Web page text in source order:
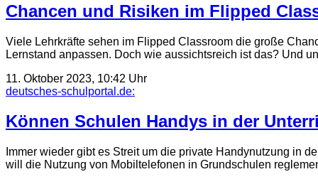
Chancen und Risiken im Flipped
Viele Lehrkräfte sehen im Flipped Classroom die große
Lernstand anpassen. Doch wie aussichts­reich ist das? Und
11. Oktober 2023, 10:42 Uhr
deutsches-schulportal.de:
Können Schulen Handys in der
Immer wieder gibt es Streit um die private Handynutzung in
will die Nutzung von Mobiltelefonen in Grundschulen